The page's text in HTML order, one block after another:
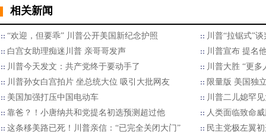
相关新闻
“欢迎，但要乖” 川普公开美国新纪念护照
川普“拉锯式”
白宫女助理痴迷川普 亲哥哥发声
川普宣布 提名
川普今天发文：共产党终于要动手了
川普大胜 “更多
川普孙女白宫拍片 坐总统大位 吸引大批网友
限量版 美国独
美国加强打压中国电动车
川普二儿媳罕
靠爸？！小唐纳共和党提名初选预测超过他
人类面临致命
这条移美路已死！川普亲信：“已完全关闭大门”
民主党极左翼